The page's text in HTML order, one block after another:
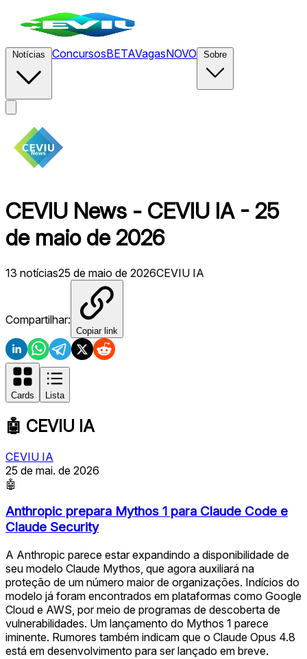
ConcursosBETAVagasNOVO
CEVIU News - CEVIU IA - 25
de maio de 2026
13 notícias25 de maio de 2026CEVIU IA
Compartilhar:
Copiar link
Cards Lista
🤖 CEVIU IA
CEVIU IA
25 de mai. de 2026
🤖
Anthropic prepara Mythos 1 para Claude Code e
Claude Security
A Anthropic parece estar expandindo a disponibilidade de
seu modelo Claude Mythos, que agora auxiliará na
proteção de um número maior de organizações. Indícios do
modelo já foram encontrados em plataformas como Google
Cloud e AWS, por meio de programas de descoberta de
vulnerabilidades. Um lançamento do Mythos 1 parece
iminente. Rumores também indicam que o Claude Opus 4.8
está em desenvolvimento para ser lançado em breve.